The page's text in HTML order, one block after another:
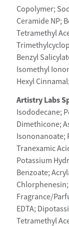
Copolymer;
Ceramide NP;
Tetramethyl
Benzyl
Isomethyl
Hexyl
Artistry Labs
Isododecane;
Dimethicone;
Isononanoate;
Tranexamic
Potassium
Benzoate;
Fragrance/
EDTA;
Tetramethyl